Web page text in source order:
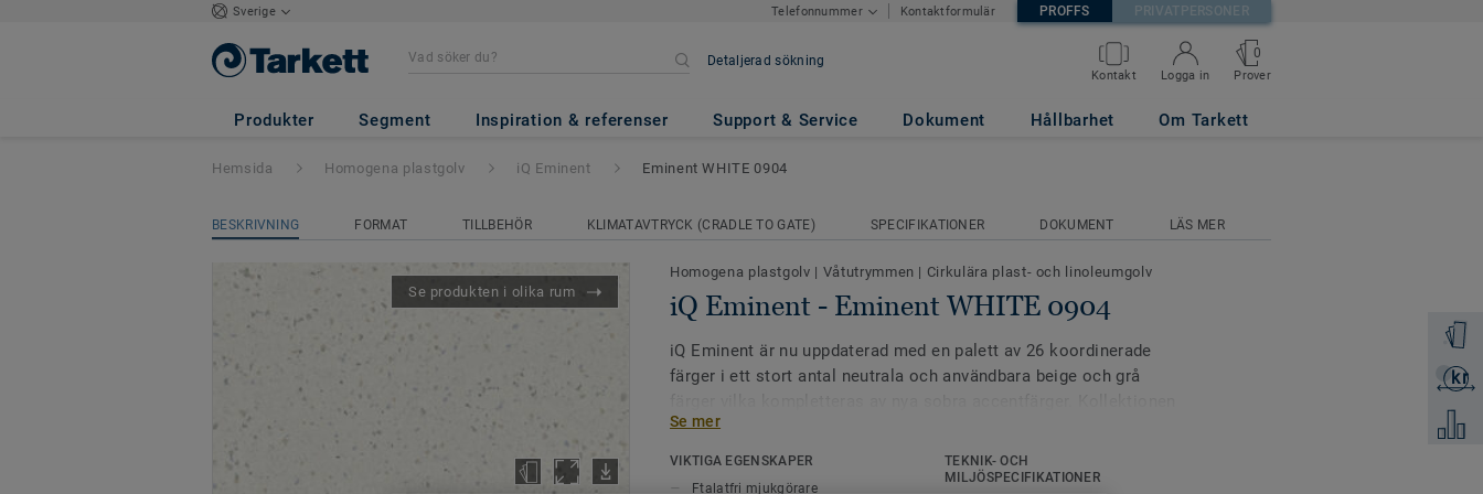
Sverige Telefonnummer Kontaktformulär PROFFS PRIVATPERSONER
Detaljerad sökning
Kontakt Logga in
0
Prover
Produkter Segment Inspiration & referenser Support & Service Dokument Hållbarhet Om Tarkett
iQ Eminent - Eminent WHITE 0904
Beställ
kr
Jämför
Hemsida Homogena plastgolv iQ Eminent Eminent WHITE 0904
BESKRIVNING FORMAT TILLBEHÖR KLIMATAVTRYCK (CRADLE TO GATE) SPECIFIKATIONER DOKUMENT LÄS MER
Se produkten i olika rum
Homogena plastgolv | Våtutrymmen | Cirkulära plast- och linoleumgolv
iQ Eminent - Eminent WHITE 0904
iQ Eminent är nu uppdaterad med en palett av 26 koordinerade
färger i ett stort antal neutrala och användbara beige och grå
finns i två mönsterbilder där iQ Eminent Unisense har en
iögonfallande design med sina tydliga accenter. Kollektionens
färgpalett är framtagen så att den med fördel kan kombineras
Se mer
VIKTIGA EGENSKAPER
Ftalatfri mjukgörare
TEKNIK- OCH
MILJÖSPECIFIKATIONER